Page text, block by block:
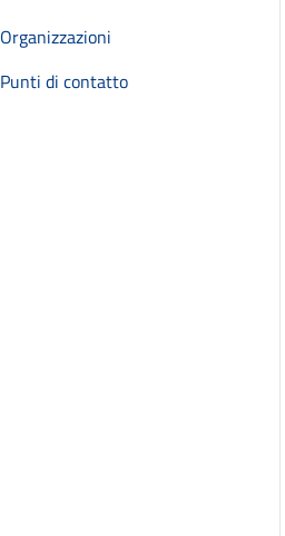
Organizzazioni
Punti di contatto